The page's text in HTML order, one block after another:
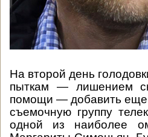
На второй день
пыткам — лишением
помощи — добавить еще
съемочную группу
одной из наиболее